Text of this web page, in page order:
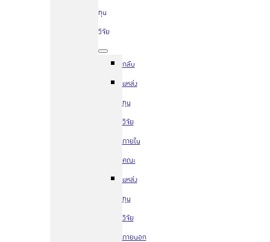
ทุน
วิจัย
กลับ
แหล่ง
ทุน
วิจัย
ภายใน
คณะ
แหล่ง
ทุน
วิจัย
ภายนอก